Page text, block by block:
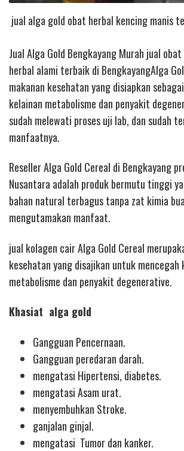
jual alga gold obat herbal kencing manis
Jual Alga Gold Bengkayang Murah jual
herbal alami terbaik di BengkayangAlga
makanan kesehatan yang disiapkan
kelainan metabolisme dan penyakit
sudah melewati proses uji lab, dan sudah
manfaatnya.
Reseller Alga Gold Cereal di Bengkayang
Nusantara adalah produk bermutu tinggi
bahan natural terbagus tanpa zat kimia
mengutamakan manfaat.
jual kolagen cairAlga Gold Cereal
kesehatan yang disajikan untuk mencegah
metabolisme dan penyakit degenerative.
Khasiat alga gold
Gangguan Pencernaan.
Gangguan peredaran darah.
mengatasi Hipertensi, diabetes.
mengatasi Asam urat.
menyembuhkan Stroke.
ganjalan ginjal.
mengatasi Tumor dan kanker.